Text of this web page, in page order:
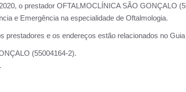
o prestador OFTALMOCLÍNICA SÃO GONÇALO
e Emergência na especialidade de Oftalmologia.
prestadores e os endereços estão relacionados no
SÃO GONÇALO